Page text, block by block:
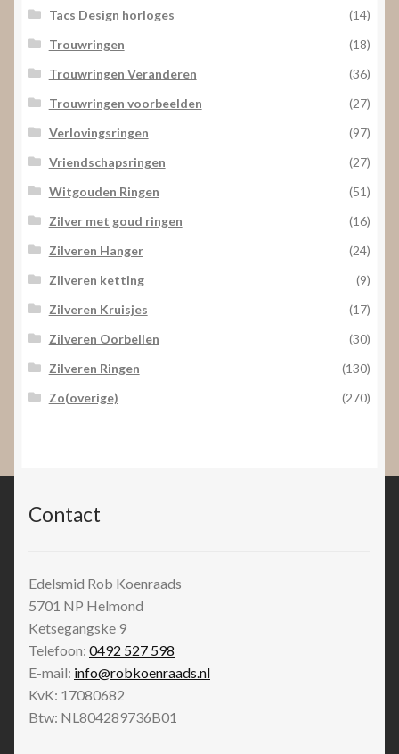
Tacs Design horloges
(14)
Trouwringen
(18)
Trouwringen Veranderen
(36)
Trouwringen voorbeelden
(27)
Verlovingsringen
(97)
Vriendschapsringen
(27)
Witgouden Ringen
(51)
Zilver met goud ringen
(16)
Zilveren Hanger
(24)
Zilveren ketting
(9)
Zilveren Kruisjes
(17)
Zilveren Oorbellen
(30)
Zilveren Ringen
(130)
Zo(overige)
(270)
Contact
Edelsmid Rob Koenraads
5701 NP Helmond
Ketsegangske 9
Telefoon: 0492 527 598
E-mail: info@robkoenraads.nl
KvK: 17080682
Btw: NL804289736B01